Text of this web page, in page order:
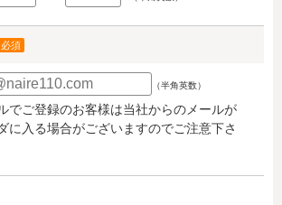
必須
（半角英数）
でご登録のお客様は当社からのメールが
に入る場合がございますのでご注意下さ